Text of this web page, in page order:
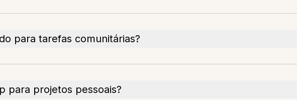
para tarefas comunitárias?
para projetos pessoais?